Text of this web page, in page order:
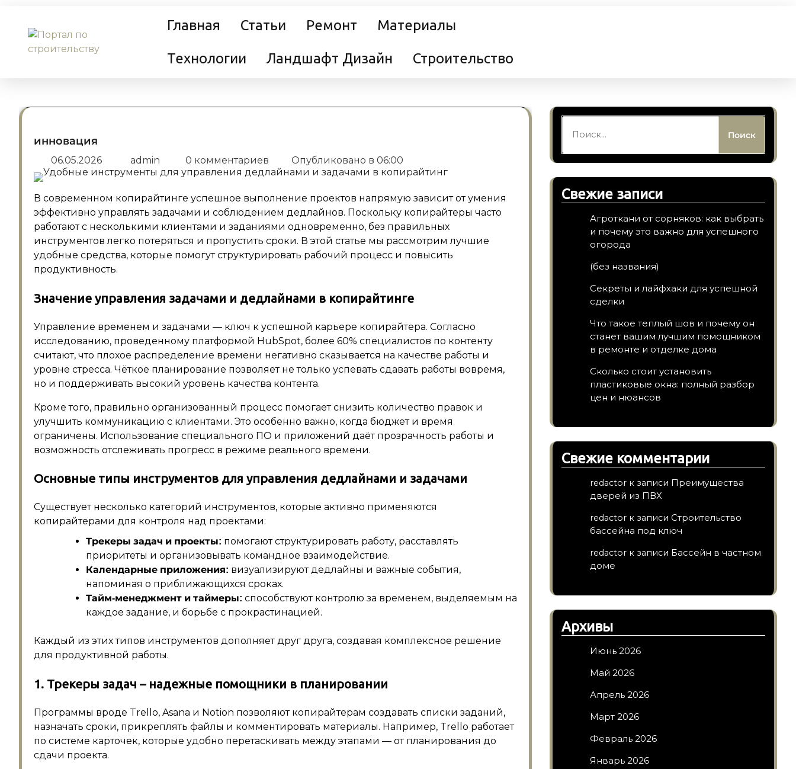
содержанию
Главная Статьи Ремонт Материалы
Технологии Ландшафт Дизайн Строительство
инновация
06.05.2026 admin 0 комментариев Опубликовано в 06:00
В современном копирайтинге успешное выполнение проектов напрямую зависит от умения
эффективно управлять задачами и соблюдением дедлайнов. Поскольку копирайтеры часто
работают с несколькими клиентами и заданиями одновременно, без правильных
инструментов легко потеряться и пропустить сроки. В этой статье мы рассмотрим лучшие
удобные средства, которые помогут структурировать рабочий процесс и повысить
продуктивность.
Значение управления задачами и дедлайнами в копирайтинге
Управление временем и задачами — ключ к успешной карьере копирайтера. Согласно
исследованию, проведенному платформой HubSpot, более 60% специалистов по контенту
считают, что плохое распределение времени негативно сказывается на качестве работы и
уровне стресса. Чёткое планирование позволяет не только успевать сдавать работы вовремя,
но и поддерживать высокий уровень качества контента.
Кроме того, правильно организованный процесс помогает снизить количество правок и
улучшить коммуникацию с клиентами. Это особенно важно, когда бюджет и время
ограничены. Использование специального ПО и приложений даёт прозрачность работы и
возможность отслеживать прогресс в режиме реального времени.
Основные типы инструментов для управления дедлайнами и задачами
Существует несколько категорий инструментов, которые активно применяются
копирайтерами для контроля над проектами:
Трекеры задач и проекты: помогают структурировать работу, расставлять
приоритеты и организовывать командное взаимодействие.
Календарные приложения: визуализируют дедлайны и важные события,
напоминая о приближающихся сроках.
Тайм-менеджмент и таймеры: способствуют контролю за временем, выделяемым на
каждое задание, и борьбе с прокрастинацией.
Каждый из этих типов инструментов дополняет друг друга, создавая комплексное решение
для продуктивной работы.
1. Трекеры задач – надежные помощники в планировании
Программы вроде Trello, Asana и Notion позволяют копирайтерам создавать списки заданий,
назначать сроки, прикреплять файлы и комментировать материалы. Например, Trello работает
по системе карточек, которые удобно перетаскивать между этапами — от планирования до
сдачи проекта.
Свежие записи
Агроткани от сорняков: как выбрать
и почему это важно для успешного
огорода
(без названия)
Секреты и лайфхаки для успешной
сделки
Что такое теплый шов и почему он
станет вашим лучшим помощником
в ремонте и отделке дома
Сколько стоит установить
пластиковые окна: полный разбор
цен и нюансов
Свежие комментарии
redactor к записи Преимущества
дверей из ПВХ
redactor к записи Строительство
бассейна под ключ
redactor к записи Бассейн в частном
доме
Архивы
Июнь 2026
Май 2026
Апрель 2026
Март 2026
Февраль 2026
Январь 2026